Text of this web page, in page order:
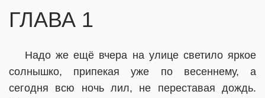
ГЛАВА 1
Надо же ещё вчера на улице светило яркое
солнышко, припекая уже по весеннему, а
сегодня всю ночь лил, не переставая дождь.